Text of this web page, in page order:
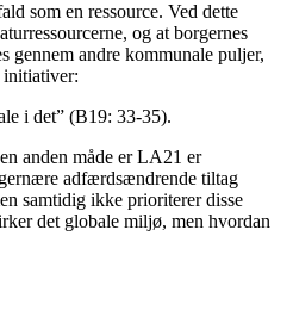
som en ressource. Ved dette
og at borgernes
gennem andre kommunale puljer,
i det” (B19: 33-35).
anden måde er LA21 er
adfærdsændrende tiltag
samtidig ikke prioriterer disse
det globale miljø, men hvordan